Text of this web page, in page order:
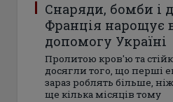
Снаряди, бомби і
Франція нарощує
допомогу Україні
Пролитою кров'ю та
досягли того, що перші
зараз роблять більше,
ще кілька місяців тому